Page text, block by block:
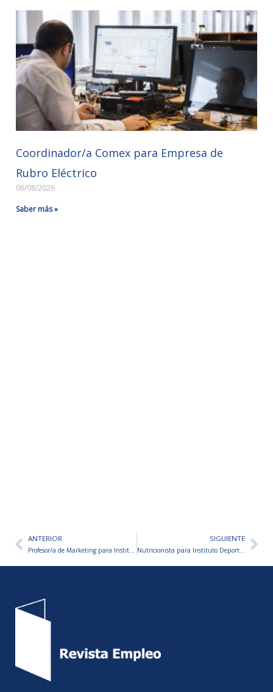
Coordinador/a Comex para Empresa de
Rubro Eléctrico
06/08/2026
Saber más »
AntANTERIOR
Profesor/a de Marketing para Instituto de Capacitación Laboral
SIGUIENTE
Nutricionista para Instituto Deportivo